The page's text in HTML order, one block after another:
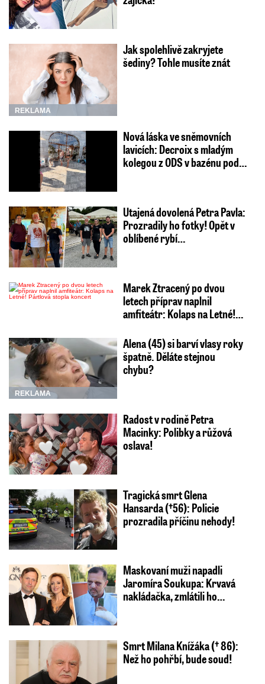
REKLAMA
Jak spolehlivě zakryjete
šediny? Tohle musíte znát
Nová láska ve sněmovních
lavicích: Decroix s mladým
kolegou z ODS v bazénu pod…
Utajená dovolená Petra Pavla:
Prozradily ho fotky! Opět v
oblíbené rybí…
Marek Ztracený po dvou
letech příprav naplnil
amfiteátr: Kolaps na Letné!…
REKLAMA
Alena (45) si barví vlasy roky
špatně. Děláte stejnou
chybu?
Radost v rodině Petra
Macinky: Polibky a růžová
oslava!
Tragická smrt Glena
Hansarda (†56): Policie
prozradila příčinu nehody!
Maskovaní muži napadli
Jaromíra Soukupa: Krvavá
nakládačka, zmlátili ho…
Smrt Milana Knížáka († 86):
Než ho pohřbí, bude soud!